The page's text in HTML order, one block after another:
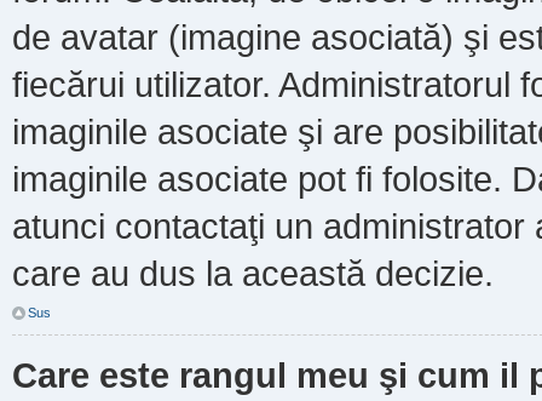
de avatar (imagine asociată) şi
fiecărui utilizator. Administratorul
imaginile asociate şi are
imaginile asociate pot fi folosite.
atunci contactaţi un
care au dus la această decizie.
Sus
Care este rangul meu şi cum il